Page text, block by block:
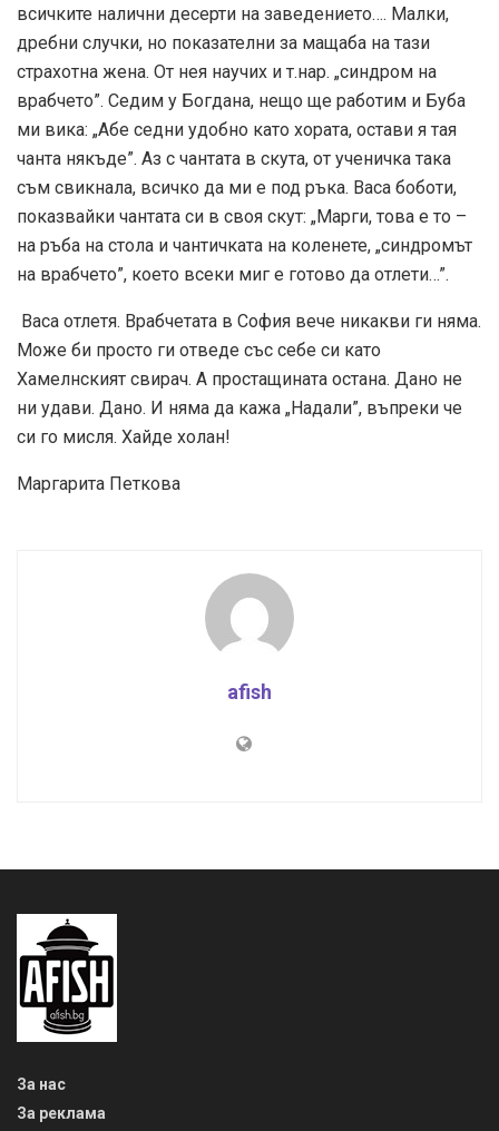
всичките налични десерти на заведението…. Малки,
дребни случки, но показателни за мащаба на тази
страхотна жена. От нея научих и т.нар. „синдром на
врабчето”. Седим у Богдана, нещо ще работим и Буба
ми вика: „Абе седни удобно като хората, остави я тая
чанта някъде”. Аз с чантата в скута, от ученичка така
съм свикнала, всичко да ми е под ръка. Васа боботи,
показвайки чантата си в своя скут: „Марги, това е то –
на ръба на стола и чантичката на коленете, „синдромът
на врабчето”, което всеки миг е готово да отлети…”.
Васа отлетя. Врабчетата в София вече никакви ги няма.
Може би просто ги отведе със себе си като
Хамелнският свирач. А простащината остана. Дано не
ни удави. Дано. И няма да кажа „Надали”, въпреки че
си го мисля. Хайде холан!
Маргарита Петкова
afish
За нас
За реклама